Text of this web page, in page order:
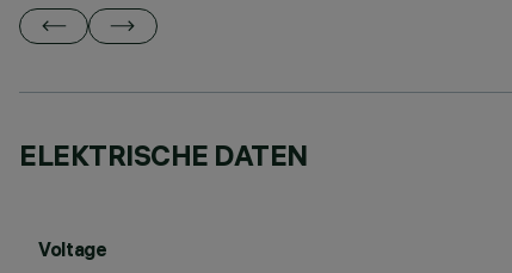
ELEKTRISCHE DATEN
Voltage